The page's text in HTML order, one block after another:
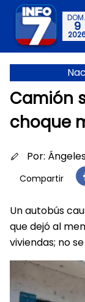
9
Camión
choque
Por:
Compartir
Un autobús
que dejó al
viviendas; no